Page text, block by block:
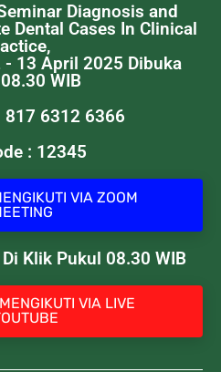
Diagnosis and
Dental Cases In Clinical
13 April 2025 Dibuka
WIB
817 6312 6366
: 12345
VIA ZOOM
Klik Pukul 08.30 WIB
VIA LIVE